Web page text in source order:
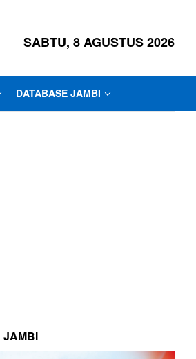
SABTU, 8 AGUSTUS 2026
DATABASE JAMBI